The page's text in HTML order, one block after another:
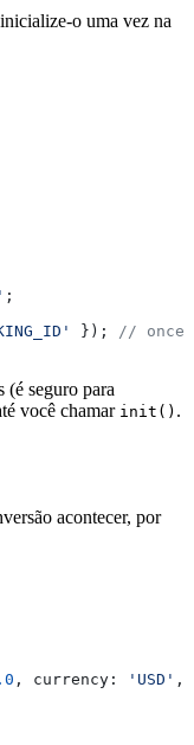
o uma vez na
;
}); //
(é seguro para
você chamar init() .
acontecer, por
, currency: 'USD' ,